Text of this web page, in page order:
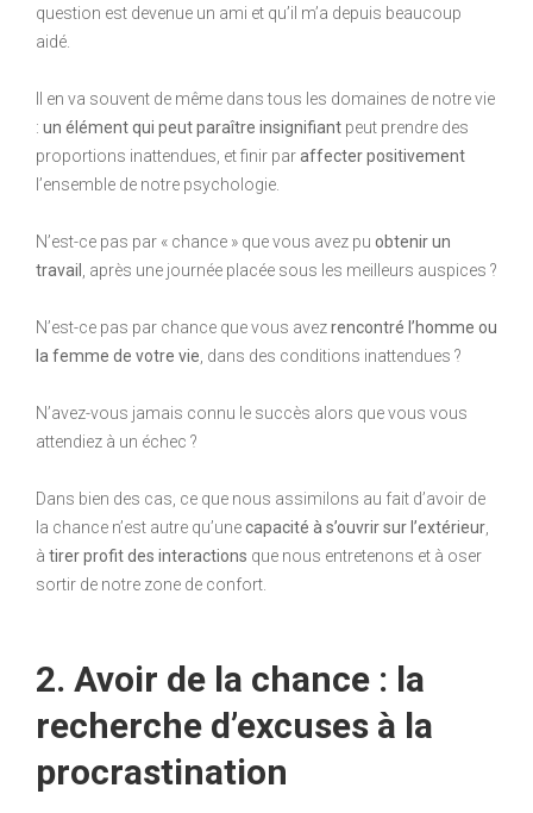
question est devenue un ami et qu’il m’a depuis beaucoup
aidé.
Il en va souvent de même dans tous les domaines de notre vie
: un élément qui peut paraître insignifiant peut prendre des
proportions inattendues, et finir paraffecter positivement
l’ensemble de notre psychologie.
N’est-ce pas par « chance » que vous avez pu obtenir un
travail
, après une journée placée sous les meilleurs auspices ?
N’est-ce pas par chance que vous avezrencontré l’homme ou
la femme de votre vie , dans des conditions inattendues ?
N’avez-vous jamais connu le succès alors que vous vous
attendiez à un échec ?
Dans bien des cas, ce que nous assimilons au fait d’avoir de
la chance n’est autre qu’unecapacité à s’ouvrir sur l’extérieur
à tirer profit des interactions que nous entretenons et à oser
sortir de notre zone de confort.
2. Avoir de la chance : la
recherche d’excuses à la
procrastination